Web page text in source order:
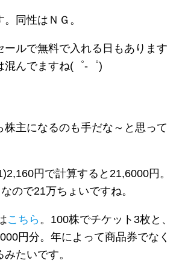
同性はＮＧ。
ールで無料で入れる日もあります
混んでますね(゜-゜)
株主になるのも手だな～と思って
円で計算すると21,6000円。
ので21万ちょいですね。
こちら。100株でチケット3枚と、
円分。年によって商品券でなく
たいです。